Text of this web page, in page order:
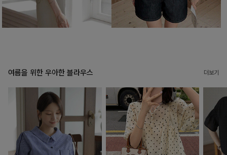
여름을 위한 우아한 블라우스 더보기